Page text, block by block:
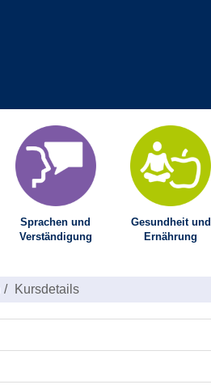
Sprachen und
Verständigung
Gesundheit und
Ernährung
Kursdetails